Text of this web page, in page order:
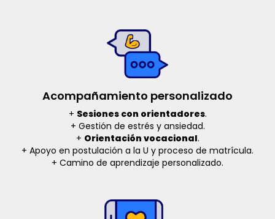
Acompañamiento personalizado
+ Sesiones con orientadores.
+ Gestión de estrés y ansiedad.
+ Orientación vocacional.
+ Apoyo en postulación a la U y proceso de matrícula.
+ Camino de aprendizaje personalizado.